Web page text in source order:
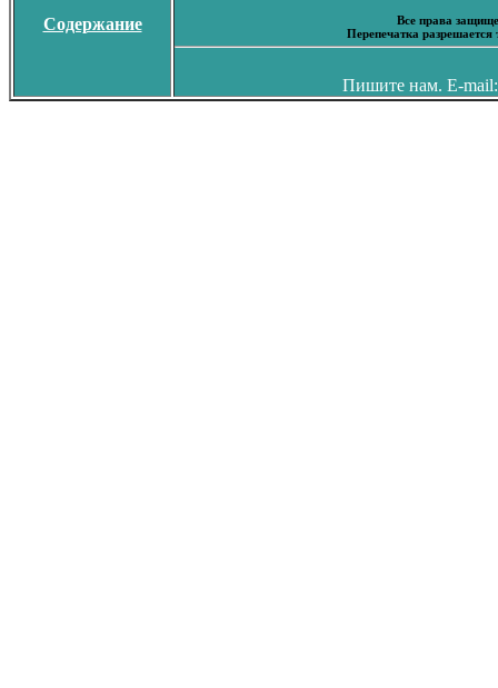
Содержание
Все права
Перепечатка
Пишите нам. E-